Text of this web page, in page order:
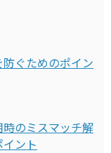
ぐためのポイン
のミスマッチ解
ント